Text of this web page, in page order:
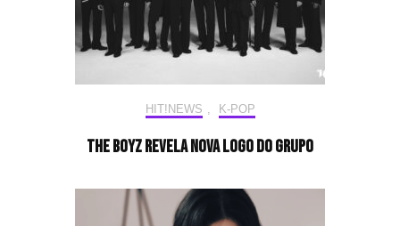
HIT!NEWS , K-POP
The Boyz revela nova logo do grupo